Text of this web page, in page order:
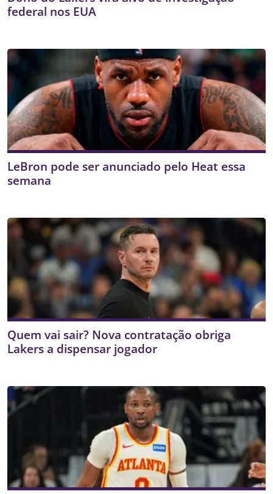
federal nos EUA
LeBron pode ser anunciado pelo Heat essa
semana
Quem vai sair? Nova contratação obriga
Lakers a dispensar jogador